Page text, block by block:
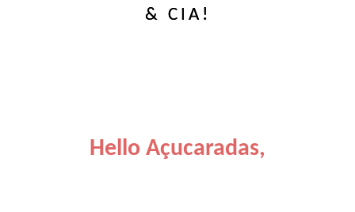
& CIA!
Hello Açucaradas,